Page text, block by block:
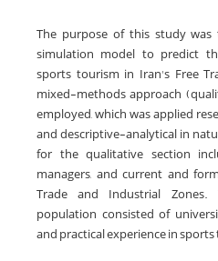
The purpose of this study
simulation model to predict
sports tourism in Iran's Free
mixed-methods approach
employed, which was applied
and descriptive-analytical in
for the qualitative section
managers, and current and
Trade and Industrial Zones.
population consisted of
and practical experience in